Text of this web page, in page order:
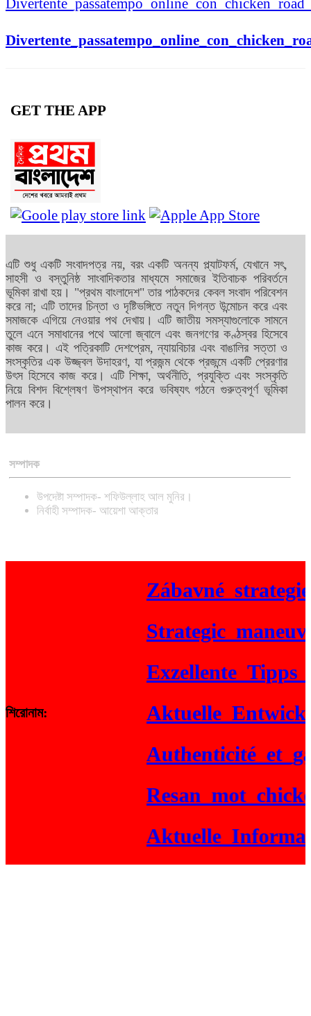
GET THE APP
এটি শুধু একটি সংবাদপত্র নয়, বরং একটি অনন্য প্ল্যাটফর্ম, যেখানে সৎ,
সাহসী ও বস্তুনিষ্ঠ সাংবাদিকতার মাধ্যমে সমাজের ইতিবাচক পরিবর্তনে
ভূমিকা রাখা হয়। "প্রথম বাংলাদেশ" তার পাঠকদের কেবল সংবাদ পরিবেশন
করে না; এটি তাদের চিন্তা ও দৃষ্টিভঙ্গিতে নতুন দিগন্ত উন্মোচন করে এবং
সমাজকে এগিয়ে নেওয়ার পথ দেখায়। এটি জাতীয় সমস্যাগুলোকে সামনে
তুলে এনে সমাধানের পথে আলো জ্বালে এবং জনগণের কণ্ঠস্বর হিসেবে
কাজ করে। এই পত্রিকাটি দেশপ্রেম, ন্যায়বিচার এবং বাঙালির সত্তা ও
সংস্কৃতির এক উজ্জ্বল উদাহরণ, যা প্রজন্ম থেকে প্রজন্মে একটি প্রেরণার
উৎস হিসেবে কাজ করে। এটি শিক্ষা, অর্থনীতি, প্রযুক্তি এবং সংস্কৃতি
নিয়ে বিশদ বিশ্লেষণ উপস্থাপন করে ভবিষ্যৎ গঠনে গুরুত্বপূর্ণ ভূমিকা
পালন করে।
সম্পাদক
উপদেষ্টা সম্পাদক- শফিউল্লাহ আল মুনির।
নির্বাহী সম্পাদক- আয়েশা আক্তার
শিরোনাম: